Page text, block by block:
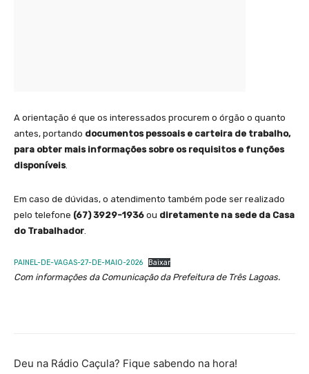
A orientação é que os interessados procurem o órgão o quanto
antes, portando documentos pessoais e carteira de trabalho,
para obter mais informações sobre os requisitos e funções
disponíveis.
Em caso de dúvidas, o atendimento também pode ser realizado
pelo telefone (67) 3929-1936 ou diretamente na sede da Casa
do Trabalhador.
PAINEL-DE-VAGAS-27-DE-MAIO-2026 Baixar
Com informações da Comunicação da Prefeitura de Três Lagoas.
Deu na Rádio Caçula? Fique sabendo na hora!